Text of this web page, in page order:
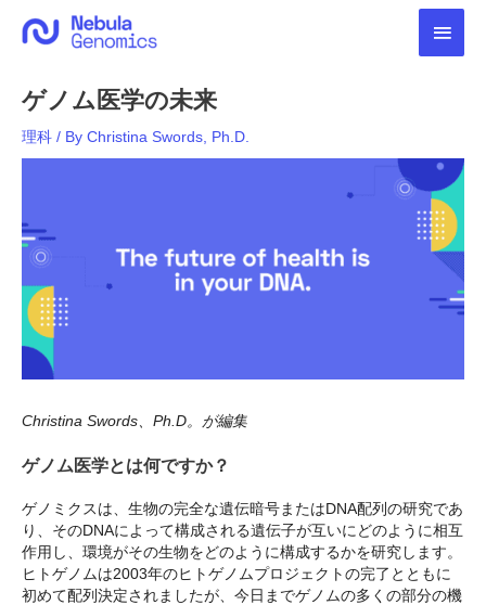
メ
ニ
ュ
ー
ゲノム医学の未来
理科 / By Christina Swords, Ph.D.
Christina Swords、Ph.D。が編集
ゲノム医学とは何ですか？
ゲノミクスは、生物の完全な遺伝暗号またはDNA配列の研究であ
り、そのDNAによって構成される遺伝子が互いにどのように相互
作用し、環境がその生物をどのように構成するかを研究します。
ヒトゲノムは2003年のヒトゲノムプロジェクトの完了とともに
初めて配列決定されましたが、今日までゲノムの多くの部分の機